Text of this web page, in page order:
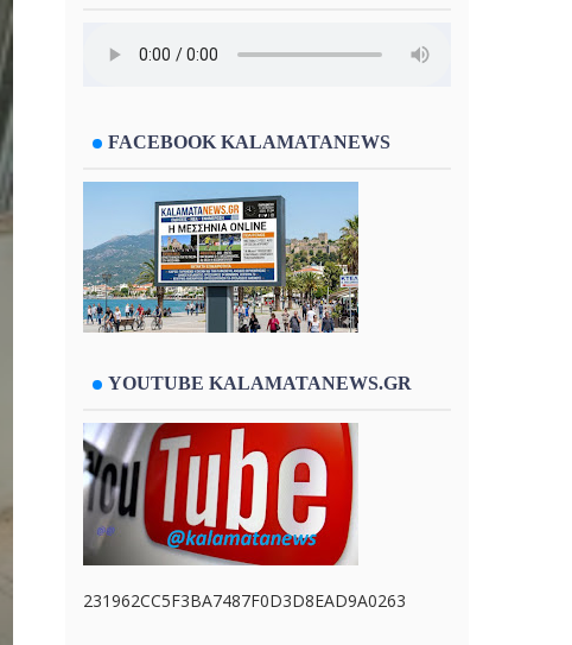
FACEBOOK KALAMATANEWS
YOUTUBE KALAMATANEWS.GR
231962CC5F3BA7487F0D3D8EAD9A0263